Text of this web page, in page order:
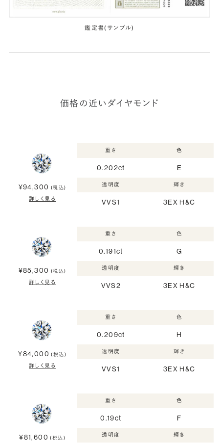
鑑定書(サンプル)
価格の近いダイヤモンド
¥94,300 (税込)
詳しく見る
重さ
0.202ct
色
E
透明度
VVS1
輝き
3EX H&C
¥85,300 (税込)
詳しく見る
重さ
0.191ct
色
G
透明度
VVS2
輝き
3EX H&C
¥84,000 (税込)
詳しく見る
重さ
0.209ct
色
H
透明度
VVS1
輝き
3EX H&C
¥81,600 (税込)
重さ
0.19ct
色
F
透明度 輝き